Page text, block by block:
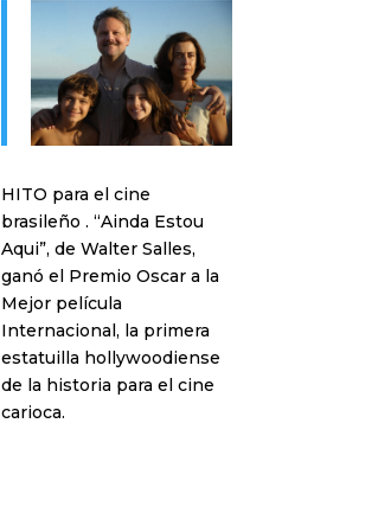
HITO para el cine
brasileño . “Ainda Estou
Aqui”, de Walter Salles,
ganó el Premio Oscar a la
Mejor película
Internacional, la primera
estatuilla hollywoodiense
de la historia para el cine
carioca.